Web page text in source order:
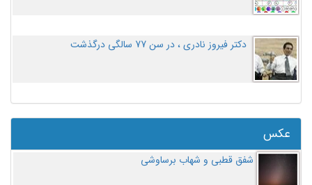
دکتر فیروز نادری ، در سن 77 سالگی درگذشت
عکس
شفق قطبی و شهاب برساوشی